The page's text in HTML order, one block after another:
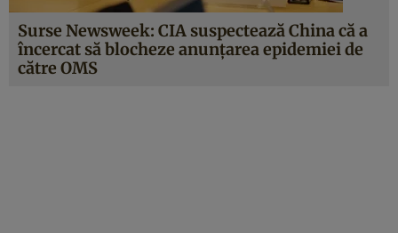
Surse Newsweek: CIA suspectează China că a
încercat să blocheze anunţarea epidemiei de
către OMS